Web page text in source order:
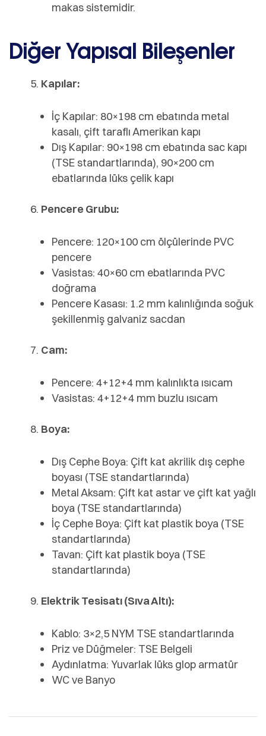
makas sistemidir.
Diğer Yapısal Bileşenler
Kapılar:
İç Kapılar: 80×198 cm ebatında metal
kasalı, çift taraflı Amerikan kapı
Dış Kapılar: 90×198 cm ebatında sac kapı
(TSE standartlarında), 90×200 cm
ebatlarında lüks çelik kapı
Pencere Grubu:
Pencere: 120×100 cm ölçülerinde PVC
pencere
Vasistas: 40×60 cm ebatlarında PVC
doğrama
Pencere Kasası: 1.2 mm kalınlığında soğuk
şekillenmiş galvaniz sacdan
Cam:
Pencere: 4+12+4 mm kalınlıkta ısıcam
Vasistas: 4+12+4 mm buzlu ısıcam
Boya:
Dış Cephe Boya: Çift kat akrilik dış cephe
boyası (TSE standartlarında)
Metal Aksam: Çift kat astar ve çift kat yağlı
boya (TSE standartlarında)
İç Cephe Boya: Çift kat plastik boya (TSE
standartlarında)
Tavan: Çift kat plastik boya (TSE
standartlarında)
Elektrik Tesisatı (Sıva Altı):
Kablo: 3×2,5 NYM TSE standartlarında
Priz ve Düğmeler: TSE Belgeli
Aydınlatma: Yuvarlak lüks glop armatür
WC ve Banyo